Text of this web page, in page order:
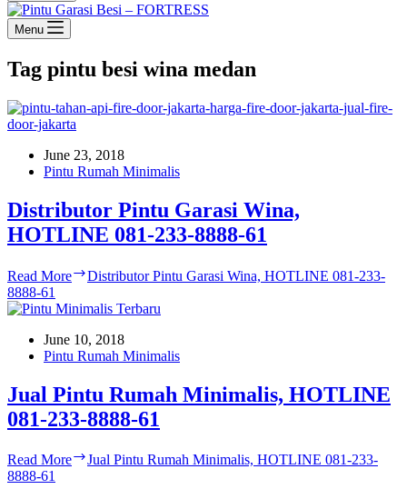
Menu
Tag pintu besi wina medan
June 23, 2018
Pintu Rumah Minimalis
Distributor Pintu Garasi Wina,
HOTLINE 081-233-8888-61
Read More
Distributor Pintu Garasi Wina, HOTLINE 081-233-
8888-61
June 10, 2018
Pintu Rumah Minimalis
Jual Pintu Rumah Minimalis, HOTLINE
081-233-8888-61
Read More
Jual Pintu Rumah Minimalis, HOTLINE 081-233-
8888-61